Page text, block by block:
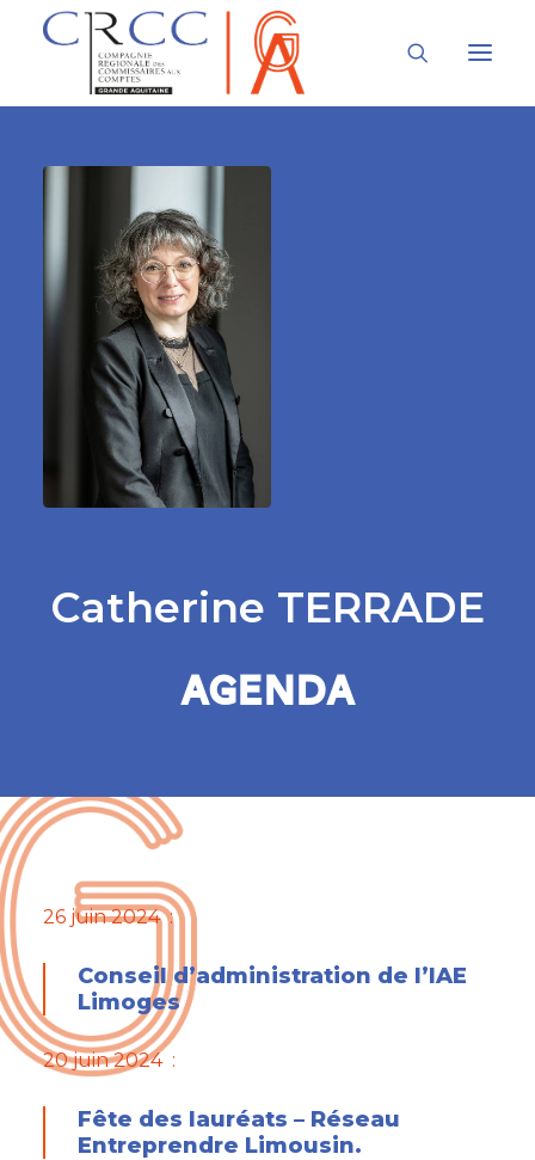
LA CRCC
LA PROFESSION
À LA UNE
VOUS ÊTES
Catherine TERRADE
AGENDA
26 juin 2024 :
Conseil d’administration de l’IAE
Limoges
20 juin 2024 :
Fête des lauréats – Réseau
Entreprendre Limousin.